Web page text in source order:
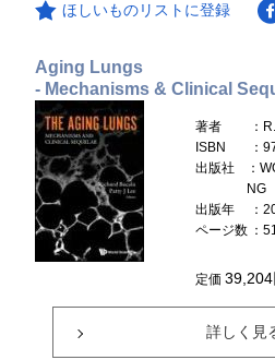
ほしいものリストに登録
Aging Lungs
- Mechanisms & Clinical
著者
：
ISBN
：
出版社
：
NG
出版年
：
ページ数 ：
定価
詳しく見